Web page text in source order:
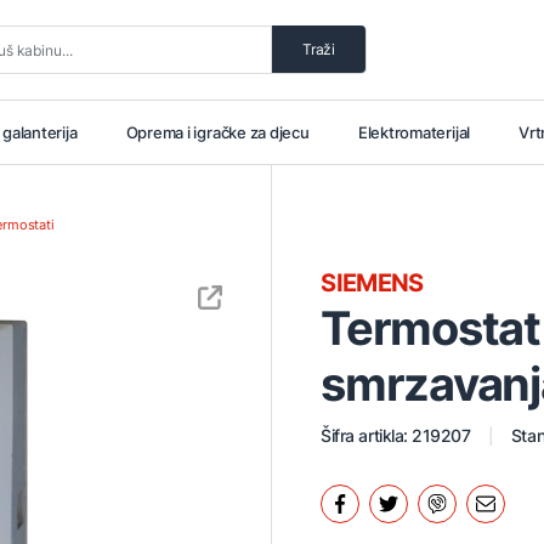
Traži
Oprema i igračke za djecu Elektromaterijal
SIEMENS
Šifra artikla: 219207